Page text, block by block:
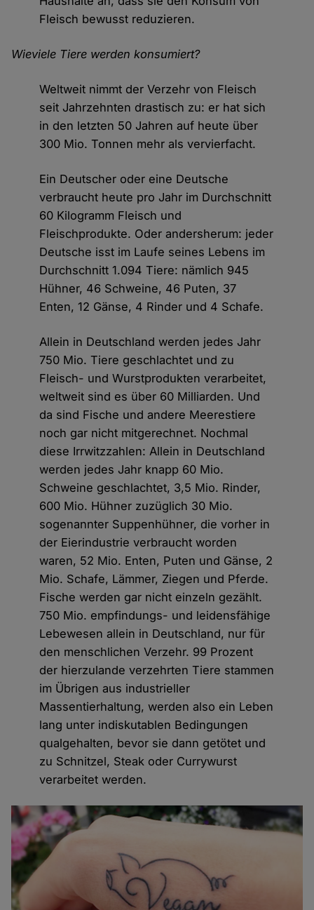
Fleisch bewusst reduzieren.
Wieviele Tiere werden konsumiert?
Weltweit nimmt der Verzehr von Fleisch
seit Jahrzehnten drastisch zu: er hat sich
in den letzten 50 Jahren auf heute über
300 Mio. Tonnen mehr als vervierfacht.
Ein Deutscher oder eine Deutsche
verbraucht heute pro Jahr im Durchschnitt
60 Kilogramm Fleisch und
Fleischprodukte. Oder andersherum: jeder
Deutsche isst im Laufe seines Lebens im
Durchschnitt 1.094 Tiere: nämlich 945
Hühner, 46 Schweine, 46 Puten, 37
Enten, 12 Gänse, 4 Rinder und 4 Schafe.
Allein in Deutschland werden jedes Jahr
750 Mio. Tiere geschlachtet und zu
Fleisch- und Wurstprodukten verarbeitet,
weltweit sind es über 60 Milliarden. Und
da sind Fische und andere Meerestiere
noch gar nicht mitgerechnet. Nochmal
diese Irrwitzzahlen: Allein in Deutschland
werden jedes Jahr knapp 60 Mio.
Schweine geschlachtet, 3,5 Mio. Rinder,
600 Mio. Hühner zuzüglich 30 Mio.
sogenannter Suppenhühner, die vorher in
der Eierindustrie verbraucht worden
waren, 52 Mio. Enten, Puten und Gänse, 2
Mio. Schafe, Lämmer, Ziegen und Pferde.
Fische werden gar nicht einzeln gezählt.
750 Mio. empfindungs- und leidensfähige
Lebewesen allein in Deutschland, nur für
den menschlichen Verzehr. 99 Prozent
der hierzulande verzehrten Tiere stammen
im Übrigen aus industrieller
Massentierhaltung, werden also ein Leben
lang unter indiskutablen Bedingungen
qualgehalten, bevor sie dann getötet und
zu Schnitzel, Steak oder Currywurst
verarbeitet werden.